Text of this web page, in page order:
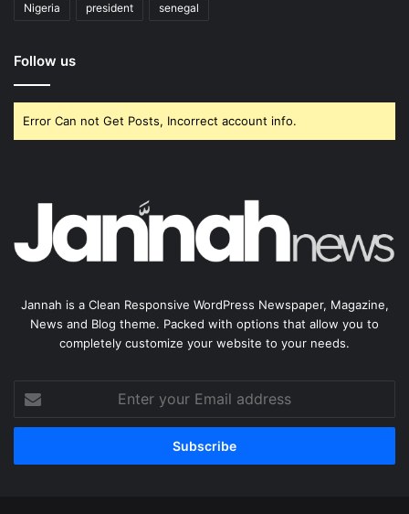
Nigeria president senegal
Follow us
Error Can not Get Posts, Incorrect account info.
Jannah is a Clean Responsive WordPress Newspaper, Magazine,
News and Blog theme. Packed with options that allow you to
completely customize your website to your needs.
your
Email